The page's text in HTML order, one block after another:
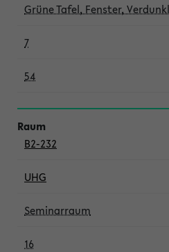
Grüne Tafel, Fenster,
7
54
B2-232
UHG
Seminarraum
16